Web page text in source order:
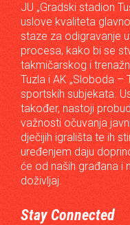
JU „Gradski stadion
uslove kvaliteta
staze za odigravanje
procesa, kako bi se
takmičarskog i
Tuzla i AK „Sloboda –
sportskih subjekata.
također, nastoji
važnosti očuvanja
dječijih igrališta te ih
uređenjem daju
će od naših građana i
doživljaj.
Stay Connected